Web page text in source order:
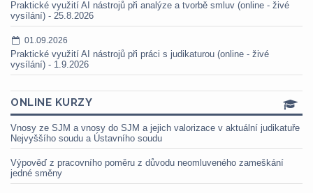
Praktické využití AI nástrojů při analýze a tvorbě smluv (online - živé
vysílání) - 25.8.2026
01.09.2026
Praktické využití AI nástrojů při práci s judikaturou (online - živé
vysílání) - 1.9.2026
ONLINE KURZY
Vnosy ze SJM a vnosy do SJM a jejich valorizace v aktuální judikatuře
Nejvyššího soudu a Ústavního soudu
Výpověď z pracovního poměru z důvodu neomluveného zameškání
jedné směny